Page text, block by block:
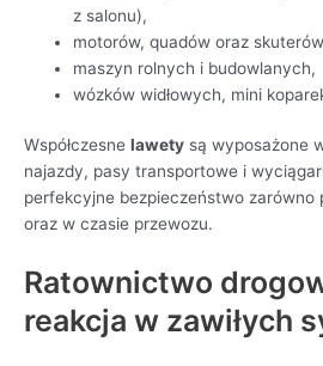
z salonu),
motorów, quadów oraz
maszyn rolnych i budowlanych,
wózków widłowych, mini
Współczesne lawety są wyposażone
najazdy, pasy transportowe i
perfekcyjne bezpieczeństwo zarówno
oraz w czasie przewozu.
Ratownictwo
reakcja w zawiłych